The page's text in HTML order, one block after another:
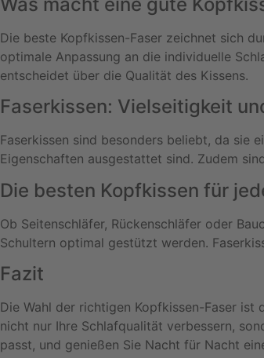
Produktseite
gewählt
werden
Die beste Kopfkissen-Faser zeichnet sich
optimale Anpassung an die individuelle
entscheidet über die Qualität des Kissens.
Faserkissen: Vielseitigkeit
Faserkissen sind besonders beliebt, da sie
Eigenschaften ausgestattet sind. Zudem
Die besten Kopfkissen für
Ob Seitenschläfer, Rückenschläfer oder
Schultern optimal gestützt werden.
Fazit
Die Wahl der richtigen Kopfkissen-Faser ist
nicht nur Ihre Schlafqualität verbessern,
passt, und genießen Sie Nacht für Nacht